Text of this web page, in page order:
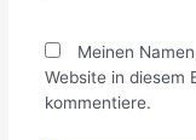
Meinen
Website in diesem
kommentiere.